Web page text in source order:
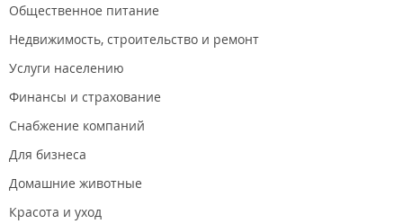
Поликлиники и больницы: № 9, детская поликлиника
Магазин "Минимаркет", "Мой МАРТ"; ТЦ "Снеговая
"Твоя Аптека.РФ";
Автобусная остановка: Гвардейская (маршрут 98ц, 95,
98).
Расположение ЖК "Восточный ЛУЧ".
Микрорайон Снеговая Падь. Развитая дорожная сеть.
Дорога к автомобильной развязке "Седанка-Патрокл".
Новости:
Общественное питание
Недвижимость, строительство и ремонт
Услуги населению
Финансы и страхование
Снабжение компаний
Для бизнеса
Домашние животные
Красота и уход